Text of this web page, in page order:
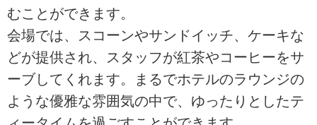
むことができます。
会場では、スコーンやサンドイッチ、ケーキな
どが提供され、スタッフが紅茶やコーヒーをサ
ーブしてくれます。まるでホテルのラウンジの
ような優雅な雰囲気の中で、ゆったりとしたテ